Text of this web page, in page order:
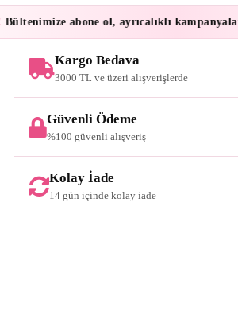
abone ol, ayrıcalıklı
Kargo Bedava
3000 TL ve üzeri alışverişlerde
Güvenli Ödeme
%100 güvenli alışveriş
Kolay İade
14 gün içinde kolay iade